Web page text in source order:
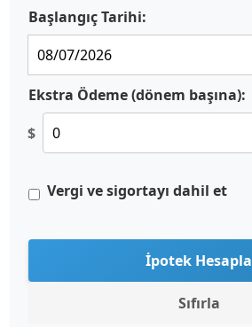
Başlangıç Tarihi:
Ekstra Ödeme (dönem başına):
$
Vergi ve sigortayı dahil et
İpotek Hesapla
Sıfırla